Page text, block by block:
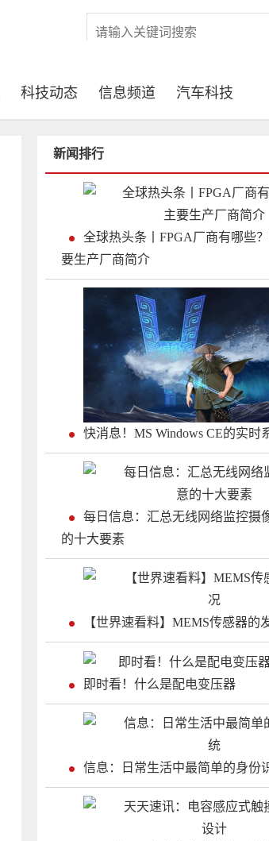
科技动态 信息频道 汽车科技
新闻排行
全球热头条丨FPGA厂商有哪些
要生产厂商简介
快消息！MS Windows CE的实时
每日信息：汇总无线网络监控摄
的十大要素
【世界速看料】MEMS传感器的
即时看！什么是配电变压器
信息：日常生活中最简单的身份